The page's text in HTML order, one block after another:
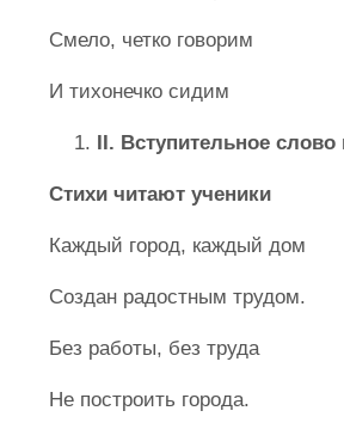
Смело, четко говорим
И тихонечко сидим
II. Вступительное слово
Стихи читают ученики
Каждый город, каждый дом
Создан радостным трудом.
Без работы, без труда
Не построить города.